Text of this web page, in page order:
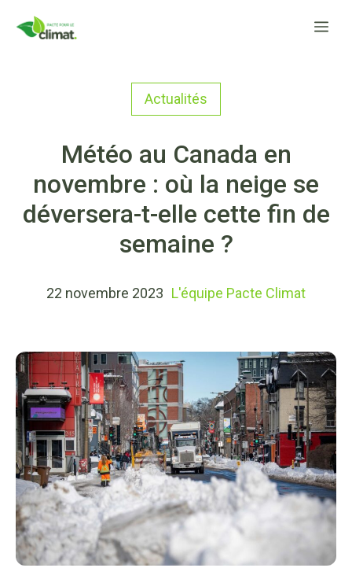
Actualités
Météo au Canada en
novembre : où la neige se
déversera-t-elle cette fin de
semaine ?
22 novembre 2023 L'équipe Pacte Climat